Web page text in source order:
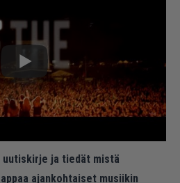
uutiskirje ja tiedät mistä
ajankohtaiset musiikin